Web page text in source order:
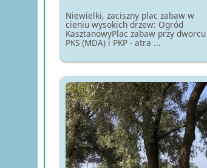
Niewielki, zaciszny plac zabaw w
cieniu wysokich drzew: Ogród
KasztanowyPlac zabaw przy dworcu
PKS (MDA) i PKP - atra ...